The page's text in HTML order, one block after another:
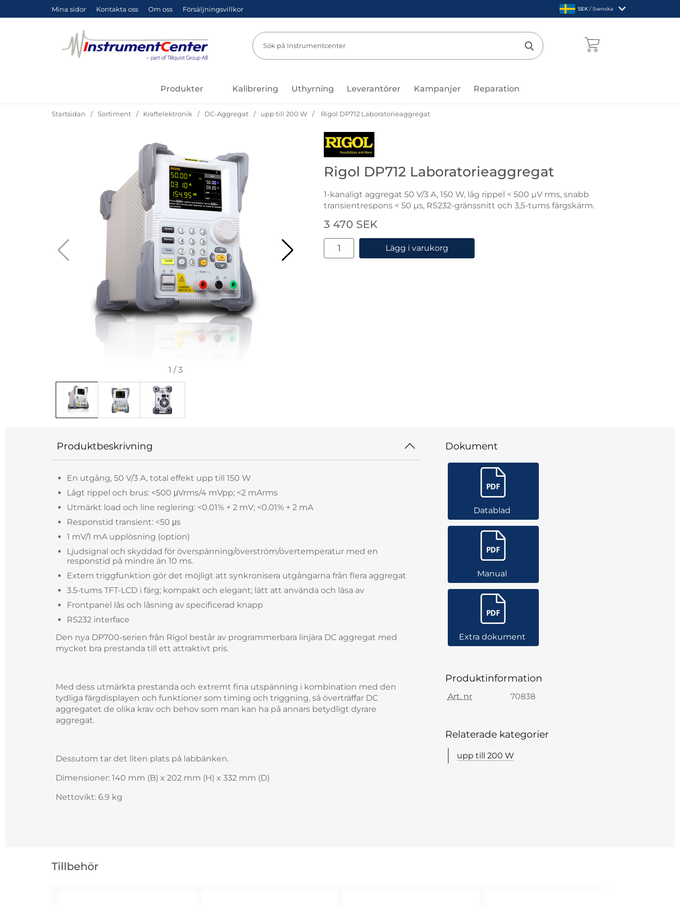
Mina sidor Kontakta oss Om oss Försäljningsvillkor Sverige
,SEK / Svenska
Sök
Genomför sökning
Produkter Kalibrering Uthyrning Leverantörer Kampanjer Reparation
Startsidan Sortiment Kraftelektronik DC-Aggregat upp till 200 W Rigol DP712 Laboratorieaggregat
1 /3
Gå till varumärkessidan för Rigol
Rigol DP712 Laboratorieaggregat
1-kanaligt aggregat 50 V/3 A, 150 W, låg rippel < 500 µV rms, snabb
transientrespons < 50 µs, RS232-gränssnitt och 3,5-tums färgskärm.
Handla denna produkt Rigol DP712 Laboratorieaggregat
pris
3 470 SEK
antal
Lägg i varukorg
Produktbeskrivning
En utgång, 50 V/3 A, total effekt upp till 150 W
Lågt rippel och brus: <500 μVrms/4 mVpp; <2 mArms
Utmärkt load och line reglering: <0.01% + 2 mV; <0.01% + 2 mA
Responstid transient: <50 μs
1 mV/1 mA upplösning (option)
Ljudsignal och skyddad för överspänning/överström/övertemperatur med en
responstid på mindre än 10 ms.
Extern triggfunktion gör det möjligt att synkronisera utgångarna från flera aggregat
3.5-tums TFT-LCD i färg; kompakt och elegant; lätt att använda och läsa av
Frontpanel lås och låsning av specificerad knapp
RS232 interface
Den nya DP700-serien från Rigol består av programmerbara linjära DC aggregat med
mycket bra prestanda till ett attraktivt pris.
Med dess utmärkta prestanda och extremt fina utspänning i kombination med den
tydliga färgdisplayen och funktioner som timing och triggning, så överträffar DC
aggregatet de olika krav och behov som man kan ha på annars betydligt dyrare
aggregat.
Dessutom tar det liten plats på labbänken.
Dimensioner: 140 mm (B) x 202 mm (H) x 332 mm (D)
Nettovikt: 6.9 kg
Dokument
Datablad
Manual
Extra dokument
Produktinformation
Art. nr 70838
Relaterade kategorier
upp till 200 W
Tillbehör